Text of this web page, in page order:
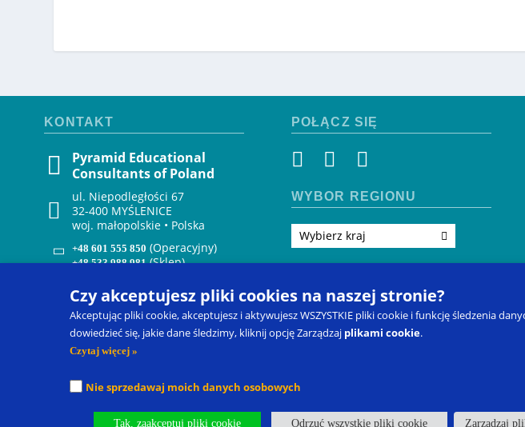
KONTAKT
Pyramid Educational
Consultants of Poland
ul. Niepodległości 67
32-400 MYŚLENICE
woj. małopolskie • Polska
+48 601 555 850 (Operacyjny)
+48 533 988 981(Sklep)
POŁĄCZ SIĘ
WYBÓR REGIONU
Wybierz kraj
zastrzeżone znaki towarowe spółki Pyramid Educational Consultants, LLC.
Czy akceptujesz pliki cookies na naszej stronie?
Akceptując pliki cookie, akceptujesz i aktywujesz WSZYSTKIE pliki cookie i funkcję śledzenia
dowiedzieć się, jakie dane śledzimy, kliknij opcję Zarządzaj plikami cookie.
Czytaj więcej »
Nie sprzedawaj moich danych osobowych
Tak, zaakceptuj pliki cookie Odrzuć wszystkie pliki cookie Zarządzaj